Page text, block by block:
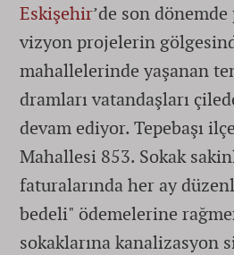
Eskişehir’de son
vizyon projelerin
mahallelerinde yaşanan
dramları vatandaşları
devam ediyor. Tepebaşı
Mahallesi 853. Sokak
faturalarında her ay
bedeli" ödemelerine
sokaklarına kanalizasyon